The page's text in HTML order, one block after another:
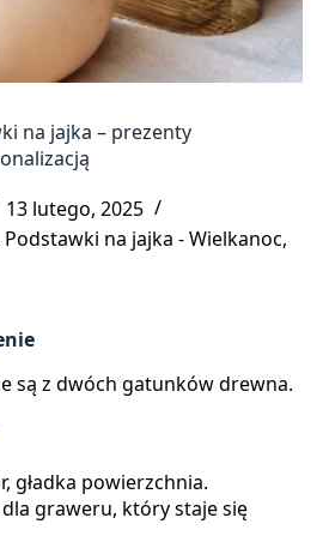
na jajka – prezenty
13 lutego, 2025
Podstawki na jajka - Wielkanoc,
są z dwóch gatunków drewna.
gładka powierzchnia.
graweru, który staje się